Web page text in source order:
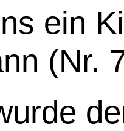
ein
(Nr.